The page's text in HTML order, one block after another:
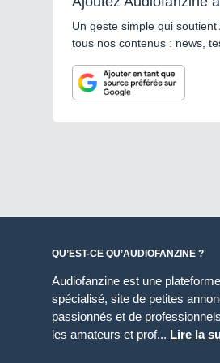
Un geste simple qui
tous nos contenus : news,
QU’EST-CE QU’AUDIOFANZINE ?
Audiofanzine est une
spécialisé, site de petites
passionnés et de
les amateurs et prof... Lire la